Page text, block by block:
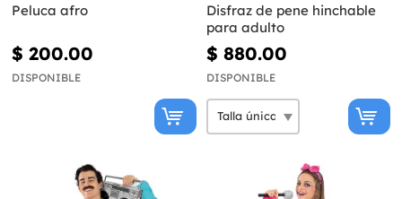
Peluca afro
$ 200.00
DISPONIBLE
Disfraz de pene hinchable
para adulto
$ 880.00
DISPONIBLE